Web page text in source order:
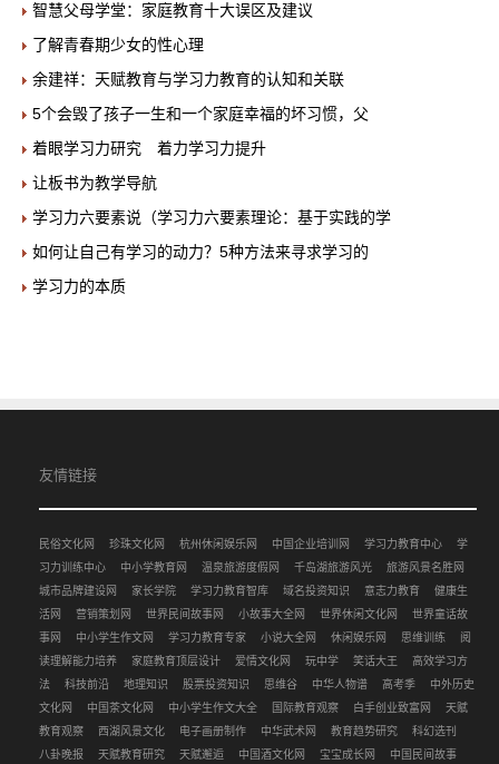
智慧父母学堂：家庭教育十大误区及建议
了解青春期少女的性心理
余建祥：天赋教育与学习力教育的认知和关联
5个会毁了孩子一生和一个家庭幸福的坏习惯，父
着眼学习力研究 着力学习力提升
让板书为教学导航
学习力六要素说（学习力六要素理论：基于实践的学
如何让自己有学习的动力？5种方法来寻求学习的
学习力的本质
友情链接
民俗文化网 珍珠文化网 杭州休闲娱乐网 中国企业培训网 学习力教育中心
学
习力训练中心
中小学教育网 温泉旅游度假网 千岛湖旅游风光
旅游风景名胜网
城市品牌建设网
家长学院 学习力教育智库 域名投资知识 意志力教育
健康生
活网
营销策划网 世界民间故事网 小故事大全网 世界休闲文化网
世界童话故
事网
中小学生作文网 学习力教育专家 小说大全网 休闲娱乐网 思维训练
阅
读理解能力培养
家庭教育顶层设计 爱情文化网 玩中学 笑话大王
高效学习方
法
科技前沿 地理知识 股票投资知识 思维谷 中华人物谱 高考季
中外历史
文化网
中国茶文化网 中小学生作文大全 国际教育观察 白手创业致富网
天赋
教育观察
西湖风景文化 电子画册制作 中华武术网 教育趋势研究
科幻选刊
八卦晚报
天赋教育研究 天赋邂逅 中国酒文化网 宝宝成长网 中国民间故事